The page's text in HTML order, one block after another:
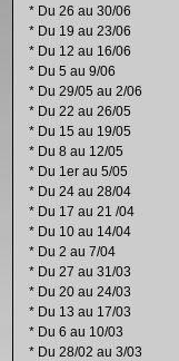
* Du 26 au 30/06
* Du 19 au 23/06
* Du 12 au 16/06
* Du 5 au 9/06
* Du 29/05 au 2/06
* Du 22 au 26/05
* Du 15 au 19/05
* Du 8 au 12/05
* Du 1er au 5/05
* Du 24 au 28/04
* Du 17 au 21 /04
* Du 10 au 14/04
* Du 2 au 7/04
* Du 27 au 31/03
* Du 20 au 24/03
* Du 13 au 17/03
* Du 6 au 10/03
* Du 28/02 au 3/03